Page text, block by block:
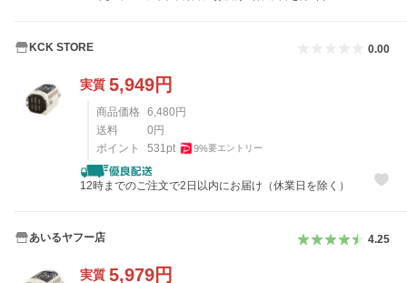
KCK STORE 0.00
実質 5,949円
商品価格 6,480円
送料
0円
ポイント
531 pt 9%要エントリー
12時までのご注文で2日以内にお届け（休業日を除く）
あいるヤフー店 4.25
実質 5,979円